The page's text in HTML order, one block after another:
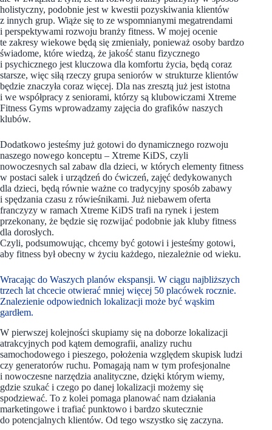
holistyczny, podobnie jest w kwestii pozyskiwania klientów
z innych grup. Wiąże się to ze wspomnianymi megatrendami
i perspektywami rozwoju branży fitness. W mojej ocenie
te zakresy wiekowe będą się zmieniały, ponieważ osoby bardzo
świadome, które wiedzą, że jakość stanu fizycznego
i psychicznego jest kluczowa dla komfortu życia, będą coraz
starsze, więc siłą rzeczy grupa seniorów w strukturze klientów
będzie znaczyła coraz więcej. Dla nas zresztą już jest istotna
i we współpracy z seniorami, którzy są klubowiczami Xtreme
Fitness Gyms wprowadzamy zajęcia do grafików naszych
klubów.
Dodatkowo jesteśmy już gotowi do dynamicznego rozwoju
naszego nowego konceptu – Xtreme KiDS, czyli
nowoczesnych sal zabaw dla dzieci, w których elementy fitness
w postaci salek i urządzeń do ćwiczeń, zajęć dedykowanych
dla dzieci, będą równie ważne co tradycyjny sposób zabawy
i spędzania czasu z rówieśnikami. Już niebawem oferta
franczyzy w ramach Xtreme KiDS trafi na rynek i jestem
przekonany, że będzie się rozwijać podobnie jak kluby fitness
dla dorosłych.
Czyli, podsumowując, chcemy być gotowi i jesteśmy gotowi,
aby fitness był obecny w życiu każdego, niezależnie od wieku.
Wracając do Waszych planów ekspansji. W ciągu najbliższych
trzech lat chcecie otwierać mniej więcej 50 placówek rocznie.
Znalezienie odpowiednich lokalizacji może być wąskim
gardłem.
W pierwszej kolejności skupiamy się na doborze lokalizacji
atrakcyjnych pod kątem demografii, analizy ruchu
samochodowego i pieszego, położenia względem skupisk ludzi
czy generatorów ruchu. Pomagają nam w tym profesjonalne
i nowoczesne narzędzia analityczne, dzięki którym wiemy,
gdzie szukać i czego po danej lokalizacji możemy się
spodziewać. To z kolei pomaga planować nam działania
marketingowe i trafiać punktowo i bardzo skutecznie
do potencjalnych klientów. Od tego wszystko się zaczyna.